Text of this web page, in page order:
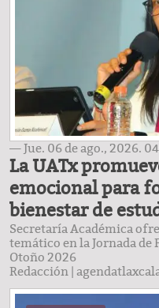
— Jue. 06 de ago., 2026.
La UATx
emocional para
bienestar de
Secretaría Académica
temático en la Jornada
Otoño 2026
Redacción